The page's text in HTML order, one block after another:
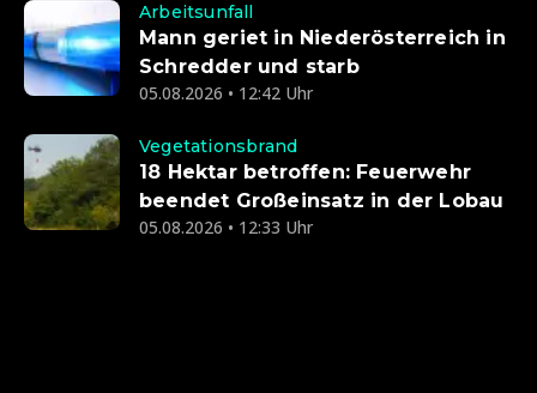
Arbeitsunfall
Mann geriet in Niederösterreich in
Schredder und starb
05.08.2026 • 12:42 Uhr
Vegetationsbrand
18 Hektar betroffen: Feuerwehr
beendet Großeinsatz in der Lobau
05.08.2026 • 12:33 Uhr